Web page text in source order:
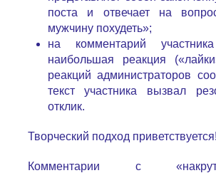
поста и отвечает на
мужчину похудеть»;
на комментарий
наибольшая реакция
реакций администраторов
текст участника вызвал
отклик.
Творческий подход приветствуется!
Комментарии с